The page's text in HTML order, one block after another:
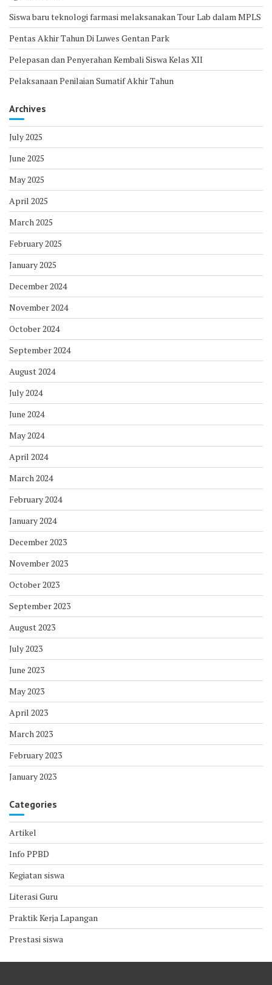
Siswa baru teknologi farmasi melaksanakan Tour Lab dalam MPLS
Pentas Akhir Tahun Di Luwes Gentan Park
Pelepasan dan Penyerahan Kembali Siswa Kelas XII
Pelaksanaan Penilaian Sumatif Akhir Tahun
Archives
July 2025
June 2025
May 2025
April 2025
March 2025
February 2025
January 2025
December 2024
November 2024
October 2024
September 2024
August 2024
July 2024
June 2024
May 2024
April 2024
March 2024
February 2024
January 2024
December 2023
November 2023
October 2023
September 2023
August 2023
July 2023
June 2023
May 2023
April 2023
March 2023
February 2023
January 2023
Categories
Artikel
Info PPBD
Kegiatan siswa
Literasi Guru
Praktik Kerja Lapangan
Prestasi siswa